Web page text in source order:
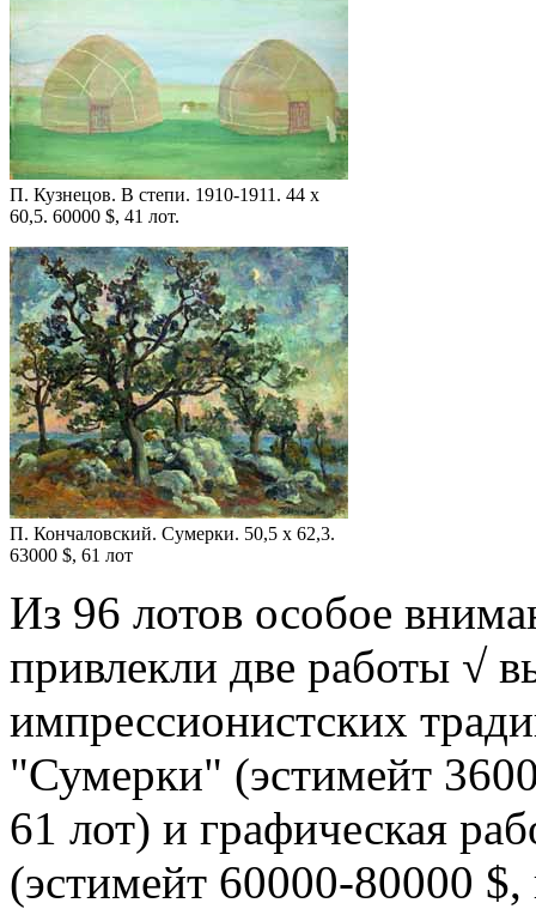
П. Кузнецов. В степи. 1910-1911. 44 x
60,5. 60000 $, 41 лот.
П. Кончаловский. Сумерки. 50,5 x 62,3.
63000 $, 61 лот
Из 96 лотов особое
привлекли две работы √
импрессионистских
"Сумерки" (эстимейт
61 лот) и графическая
(эстимейт 60000-80000